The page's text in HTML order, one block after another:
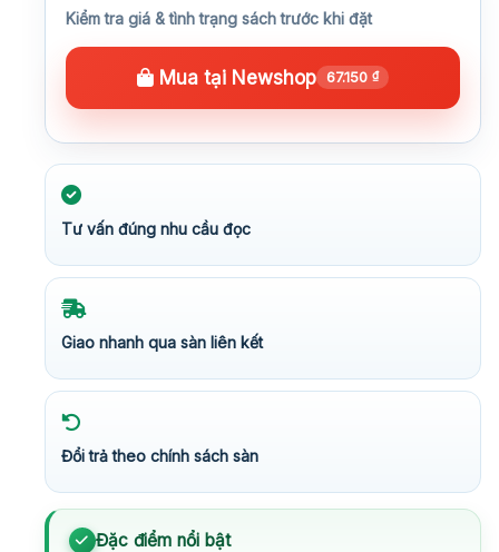
Kiểm tra giá & tình trạng sách trước khi đặt
Mua tại Newshop 67.150 ₫
Tư vấn đúng nhu cầu đọc
Giao nhanh qua sàn liên kết
Đổi trả theo chính sách sàn
Đặc điểm nổi bật